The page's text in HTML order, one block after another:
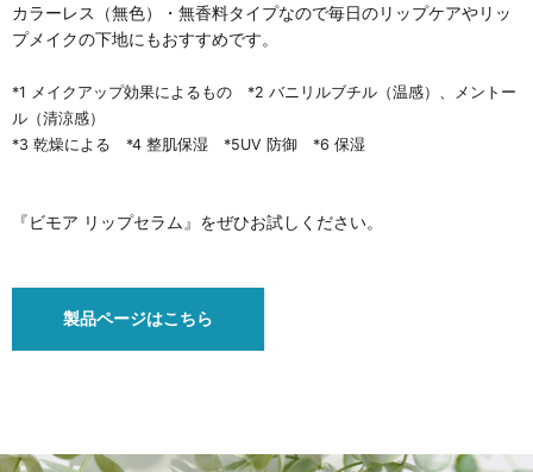
カラーレス（無色）・無香料タイプなので毎日のリップケアやリッ
プメイクの下地にもおすすめです。
*1 メイクアップ効果によるもの *2 バニリルブチル（温感）、メントー
ル（清涼感）
*3 乾燥による *4 整肌保湿 *5UV 防御 *6 保湿
『ビモア リップセラム』をぜひお試しください。
製品ページはこちら